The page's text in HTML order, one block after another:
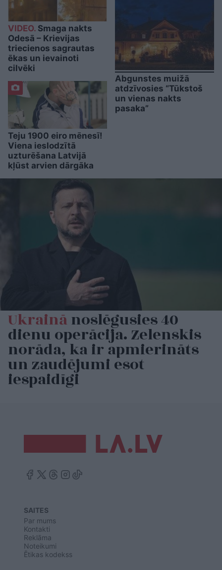
VIDEO. Smaga nakts
Odesā – Krievijas
triecienos sagrautas
ēkas un ievainoti
cilvēki
Teju 1900 eiro mēnesī!
Viena ieslodzītā
uzturēšana Latvijā
kļūst arvien dārgāka
Abgunstes muižā
atdzīvosies “Tūkstoš
un vienas nakts
pasaka”
Ukrainānoslēgusies 40
dienu operācija. Zelenskis
norāda, ka ir apmierināts
un zaudējumi esot
iespaidīgi
SAITES
Par mums
Kontakti
Reklāma
Noteikumi
Ētikas kodekss